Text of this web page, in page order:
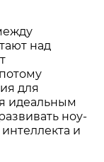
над
для
идеальным
ноу-
и